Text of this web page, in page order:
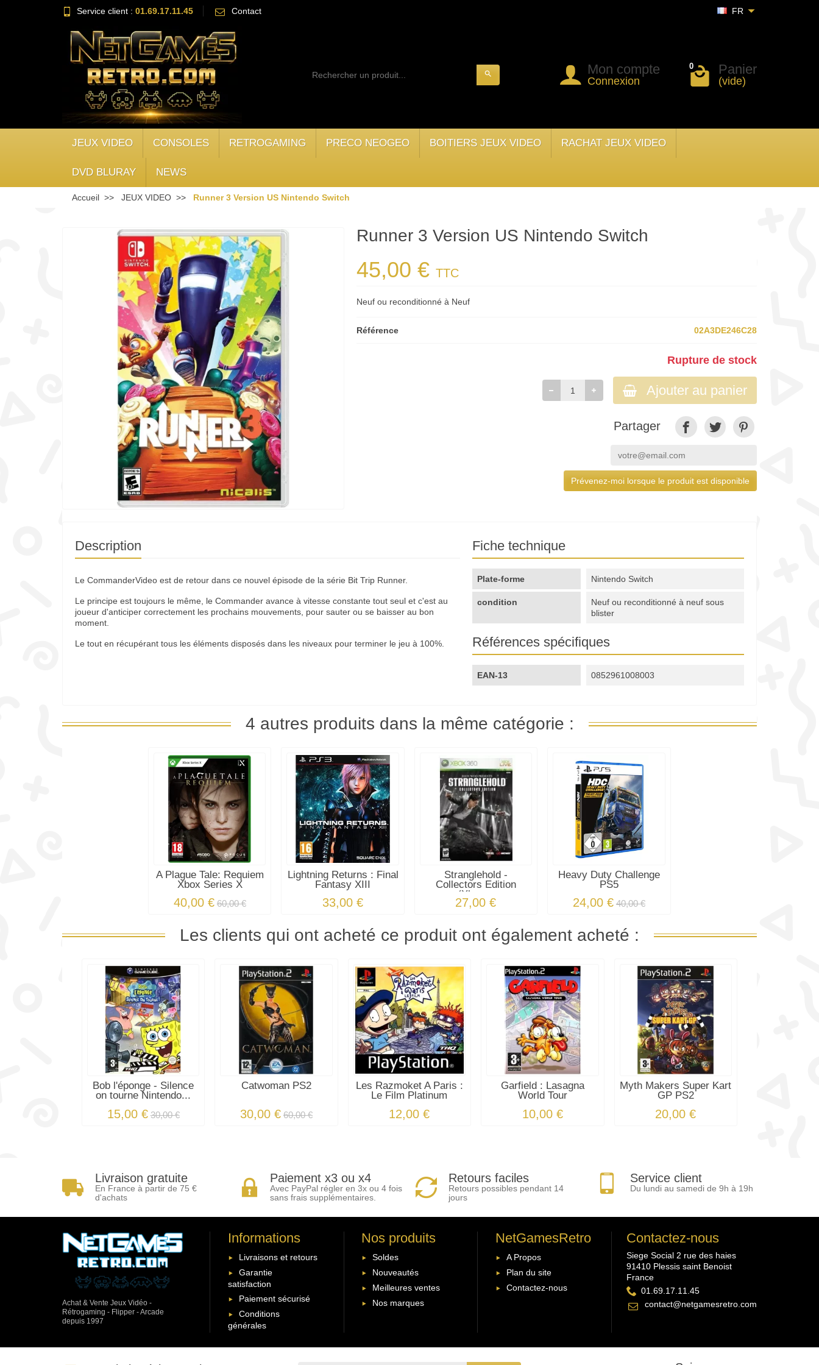
Service client : 01.69.17.11.45 Contact FR
search Mon compte
Connexion
0 Panier
(vide)
JEUX VIDEO CONSOLES RETROGAMING PRECO NEOGEO BOITIERS JEUX VIDEO RACHAT JEUX VIDEO
DVD BLURAY NEWS
Accueil JEUX VIDEO Runner 3 Version US Nintendo Switch
Runner 3 Version US Nintendo Switch
45,00 €TTC
Neuf ou reconditionné à Neuf
Référence 02A3DE246C28
Rupture de stock
Ajouter au panier
Partager
Prévenez-moi lorsque le produit est disponible
Description
Le CommanderVideo est de retour dans ce nouvel épisode de la série Bit Trip Runner.
Le principe est toujours le même, le Commander avance à vitesse constante tout seul et c'est au
joueur d'anticiper correctement les prochains mouvements, pour sauter ou se baisser au bon
moment.
Le tout en récupérant tous les éléments disposés dans les niveaux pour terminer le jeu à 100%.
Fiche technique
Plate-forme Nintendo Switch
condition
Neuf ou reconditionné à neuf sous
blister
Références spécifiques
EAN-13 0852961008003
4 autres produits dans la même catégorie :
A Plague Tale: Requiem
Xbox Series X
40,00 € 60,00 €
Lightning Returns : Final
Fantasy XIII
33,00 €
Stranglehold -
Collectors Edition
(Xbox...
27,00 €
Heavy Duty Challenge
PS5
24,00 € 40,00 €
Les clients qui ont acheté ce produit ont également acheté :
Bob l'éponge - Silence
on tourne Nintendo...
15,00 € 30,00 €
Catwoman PS2
30,00 € 60,00 €
Les Razmoket A Paris :
Le Film Platinum
12,00 €
Garfield : Lasagna
World Tour
10,00 €
Myth Makers Super Kart
GP PS2
20,00 €
Livraison gratuite
En France à partir de 75 €
d'achats
Paiement x3 ou x4
Avec PayPal régler en 3x ou 4 fois
sans frais supplémentaires.
Retours faciles
Retours possibles pendant 14
jours
Service client
Du lundi au samedi de 9h à 19h
Achat & Vente Jeux Vidéo -
Rétrogaming - Flipper - Arcade
depuis 1997
Informations
Livraisons et retours
Garantie
satisfaction
Paiement sécurisé
Conditions
générales
Nos produits
Soldes
Nouveautés
Meilleures ventes
Nos marques
NetGamesRetro
A Propos
Plan du site
Contactez-nous
Contactez-nous
Siege Social 2 rue des haies
91410 Plessis saint Benoist
France
01.69.17.11.45
contact@netgamesretro.com